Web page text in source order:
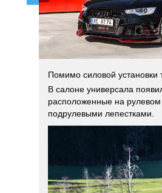
Помимо силовой установки
В салоне универсала
расположенные на
подрулевыми лепестками.